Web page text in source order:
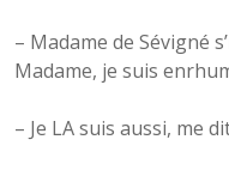
– Madame de Sévigné
Madame, je suis
– Je LA suis aussi, me